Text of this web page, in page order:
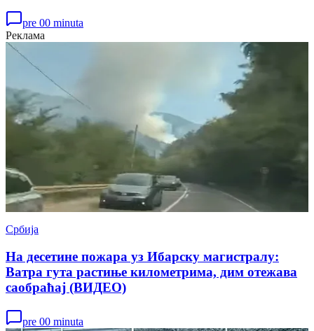
pre 00 minuta
Реклама
Србија
На десетине пожара уз Ибарску магистралу:
Ватра гута растиње километрима, дим отежава
саобраћај (ВИДЕО)
pre 00 minuta